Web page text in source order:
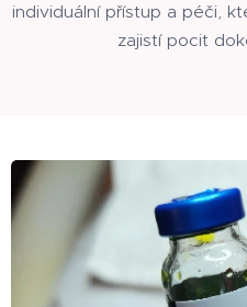
individuální přístup a péči,
zajistí pocit